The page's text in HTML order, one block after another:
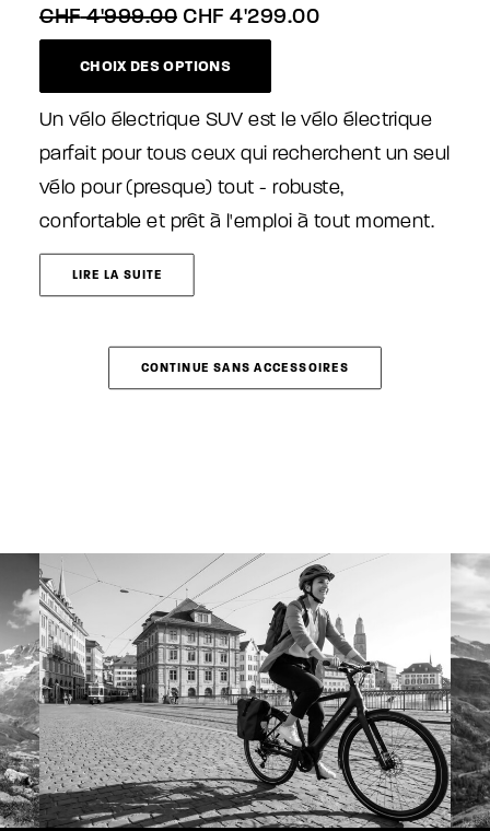
CHF4'999.00 Le
prix
initial
était :
CHF 4'999.00.
CHF 4'299.00Le
CHF 4'299.00.
CHOIX DES OPTIONS
a
plusieurs
variations.
Les
options
peuvent
être
du
produit
Un vélo électrique SUV est le vélo électrique
parfait pour tous ceux qui recherchent un seul
vélo pour (presque) tout - robuste,
confortable et prêt à l'emploi à tout moment.
LIRE LA SUITE
CONTINUE SANS ACCESSOIRES